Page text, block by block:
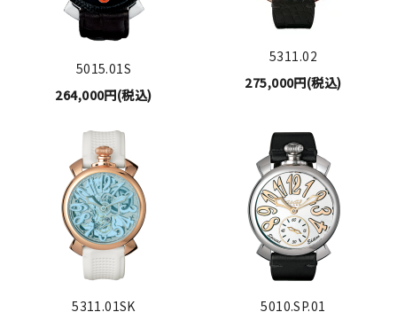
5015.01S
264,000円(税込)
5311.02
275,000円(税込)
5311.01SK
5010.SP.01